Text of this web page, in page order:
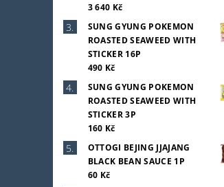
3 640 Kč
SUNG GYUNG POKEMON
ROASTED SEAWEED WITH
STICKER 16P
490 Kč
SUNG GYUNG POKEMON
ROASTED SEAWEED WITH
STICKER 3P
160 Kč
OTTOGI BEJING JJAJANG
BLACK BEAN SAUCE 1P
60 Kč